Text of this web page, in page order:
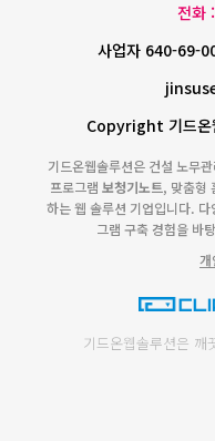
전화
사업자 640-69-
Copyright 기드
기드온웹솔루션은 건설 노무
프로그램 보청기노트, 맞춤형
하는 웹 솔루션 기업입니다.
그램 구축 경험을 바
개
기드온웹솔루션은 깨